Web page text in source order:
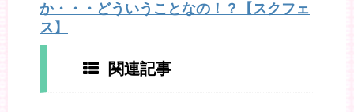
か・・・どういうことなの！？【スクフェ
ス】
関連記事